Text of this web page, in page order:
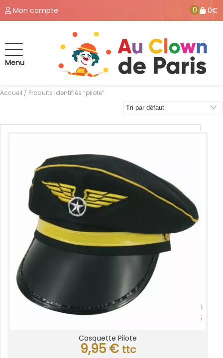
Mon compte 0 0€
Menu
Accueil / Produits identifiés “pilote”
Casquette Pilote
9,95 € ttc